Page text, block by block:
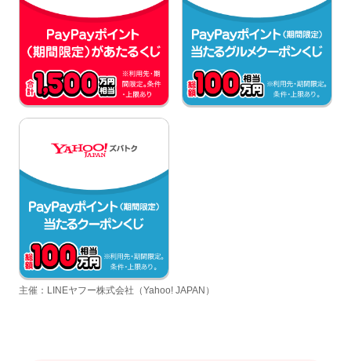
主催：LINEヤフー株式会社（Yahoo! JAPAN）